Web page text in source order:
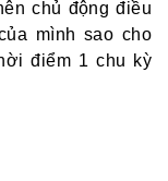
chủ động điều
mình sao cho
điểm 1 chu kỳ